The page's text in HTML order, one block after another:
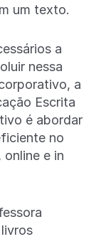
um texto.
a
nessa
a
Escrita
é abordar
no
e in